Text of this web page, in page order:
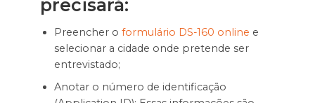
precisará:
Preencher o formulário DS-160 online e
selecionar a cidade onde pretende ser
entrevistado;
Anotar o número de identificação